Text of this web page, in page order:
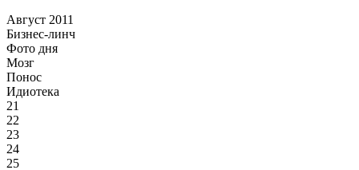
Август 2011
Бизнес-линч
Фото дня
Мозг
Понос
Идиотека
21
22
23
24
25